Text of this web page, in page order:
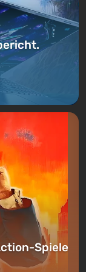
Spiele